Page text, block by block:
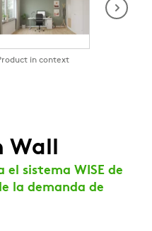
in context
Wall
sistema WISE de
la demanda de